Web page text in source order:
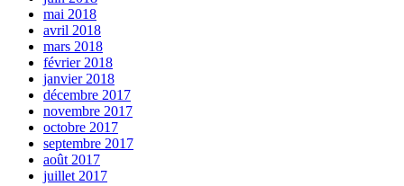
mai 2018
avril 2018
mars 2018
février 2018
janvier 2018
décembre 2017
novembre 2017
octobre 2017
septembre 2017
août 2017
juillet 2017